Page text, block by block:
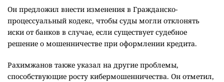
Он предложил внести изменения в Гражданско-
процессуальный кодекс, чтобы суды могли отклонять
иски от банков в случае, если существует судебное
решение о мошенничестве при оформлении кредита.
Рахимжанов также указал на другие проблемы,
способствующие росту кибермошенничества. Он отметил,